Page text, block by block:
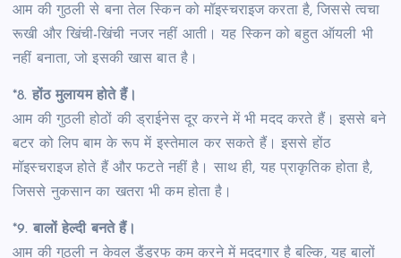
आम की गुठली से बना तेल स्किन को मॉइस्चराइज करता है, जिससे त्वचा
रूखी और खिंची-खिंची नजर नहीं आती। यह स्किन को बहुत ऑयली भी
नहीं बनाता, जो इसकी खास बात है।
*8. होंठ मुलायम होते हैं।
आम की गुठली होठों की ड्राईनेस दूर करने में भी मदद करते हैं। इससे बने
बटर को लिप बाम के रूप में इस्तेमाल कर सकते हैं। इससे होंठ
मॉइस्चराइज होते हैं और फटते नहीं है। साथ ही, यह प्राकृतिक होता है,
जिससे नुकसान का खतरा भी कम होता है।
*9. बालों हेल्दी बनते हैं।
आम की गुठली न केवल डैंड्रफ कम करने में मददगार है बल्कि, यह बालों